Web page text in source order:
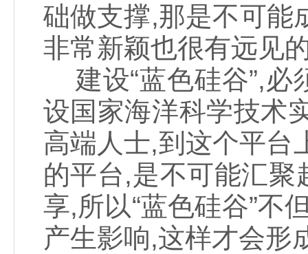
础做支撑,那是不可能
非常新颖也很有远见
建设“蓝色硅谷”,必
设国家海洋科学技术
高端人士,到这个平台
的平台,是不可能汇
享,所以“蓝色硅谷”不
产生影响,这样才会形